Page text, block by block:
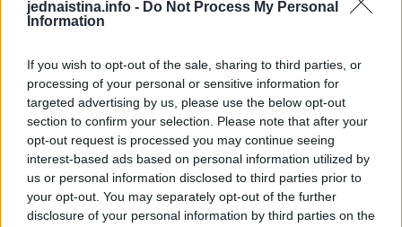
jednaistina.info - Do Not Process My Personal
Information
If you wish to opt-out of the sale, sharing to third parties, or
processing of your personal or sensitive information for
targeted advertising by us, please use the below opt-out
section to confirm your selection. Please note that after your
opt-out request is processed you may continue seeing
interest-based ads based on personal information utilized by
us or personal information disclosed to third parties prior to
your opt-out. You may separately opt-out of the further
disclosure of your personal information by third parties on the